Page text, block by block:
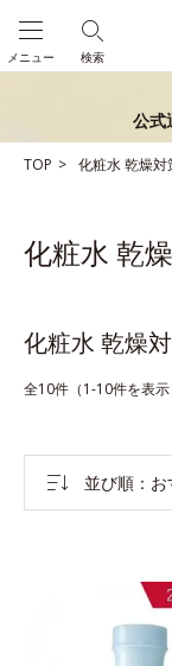
検索
メニュー
公式
TOP 化粧水乾燥対
化粧水 乾
化粧水 乾燥
全10件（1-10件を表示
並び順 お